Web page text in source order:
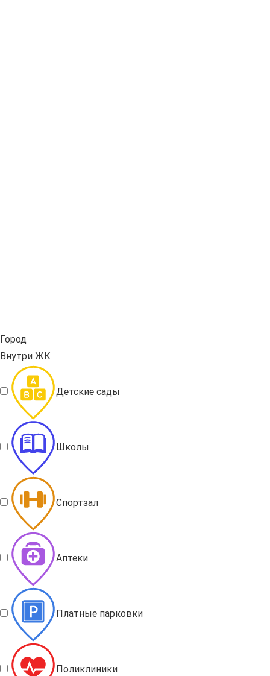
Город
Внутри ЖК
Детские сады
Школы
Спортзал
Аптеки
Платные парковки
Поликлиники